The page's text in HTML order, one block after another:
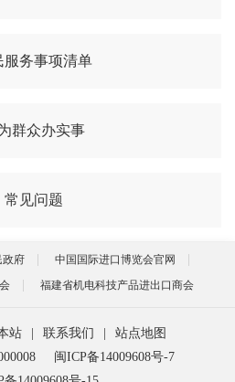
服务事项清单
群众办实事
常见问题
政府
中国国际进口博览会官网
福建省机电科技产品进出口商会
站 联系我们
站点地图
闽ICP备14009608号-7